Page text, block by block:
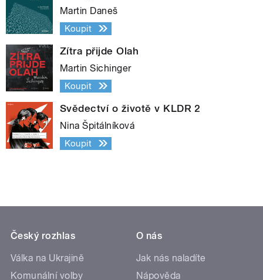
Martin Daneš
Koupit
Zítra přijde Olah
Martin Sichinger
Koupit
Svědectví o životě v KLDR 2
Nina Špitálníková
Koupit
Český rozhlas
Válka na Ukrajině
Komunální volby
O nás
Jak nás naladíte
Nápověda